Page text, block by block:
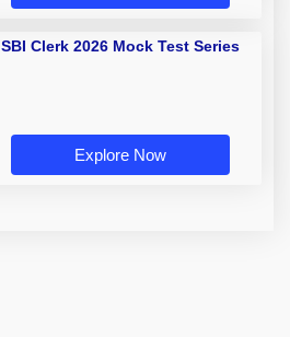
SBI Clerk 2026 Mock Test Series
Explore Now